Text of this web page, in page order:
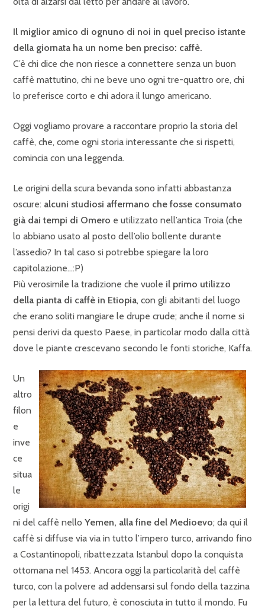
Il miglior amico di ognuno di noi in quel preciso istante
della giornata ha un nome ben preciso: caffè.
C’è chi dice che non riesce a connettere senza un buon
caffè mattutino, chi ne beve uno ogni tre-quattro ore, chi
lo preferisce corto e chi adora il lungo americano.
Oggi vogliamo provare a raccontare proprio la storia del
caffè, che, come ogni storia interessante che si rispetti,
comincia con una leggenda.
Le origini della scura bevanda sono infatti abbastanza
oscure: alcuni studiosi affermano che fosse consumato
già dai tempi di Omero e utilizzato nell’antica Troia (che
lo abbiano usato al posto dell’olio bollente durante
l’assedio? In tal caso si potrebbe spiegare la loro
capitolazione…:P)
Più verosimile la tradizione che vuole il primo utilizzo
della pianta di caffè in Etiopia, con gli abitanti del luogo
che erano soliti mangiare le drupe crude; anche il nome si
pensi derivi da questo Paese, in particolar modo dalla città
dove le piante crescevano secondo le fonti storiche, Kaffa.
Un
altro
filon
e
inve
ce
situa
le
origi
ni del caffè nello Yemen, alla fine del Medioevo; da qui il
caffè si diffuse via via in tutto l’impero turco, arrivando fino
a Costantinopoli, ribattezzata Istanbul dopo la conquista
ottomana nel 1453. Ancora oggi la particolarità del caffè
turco, con la polvere ad addensarsi sul fondo della tazzina
per la lettura del futuro, è conosciuta in tutto il mondo. Fu